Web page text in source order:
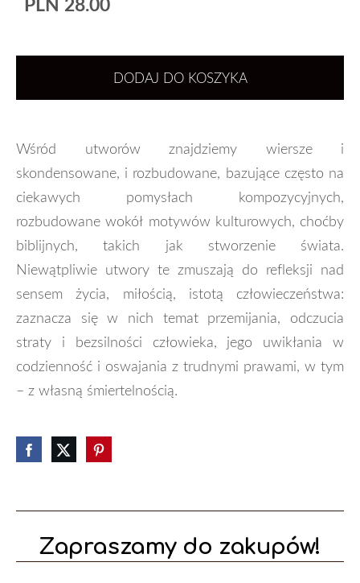
Zapraszamy do zakupów!
DODAJ DO KOSZYKA
Wśród utworów znajdziemy wiersze i
skondensowane, i rozbudowane, bazujące często na
ciekawych pomysłach kompozycyjnych,
rozbudowane wokół motywów kulturowych, choćby
biblijnych, takich jak stworzenie świata.
Niewątpliwie utwory te zmuszają do refleksji nad
sensem życia, miłością, istotą człowieczeństwa:
zaznacza się w nich temat przemijania, odczucia
straty i bezsilności człowieka, jego uwikłania w
codzienność i oswajania z trudnymi prawami, w tym
– z własną śmiertelnością.